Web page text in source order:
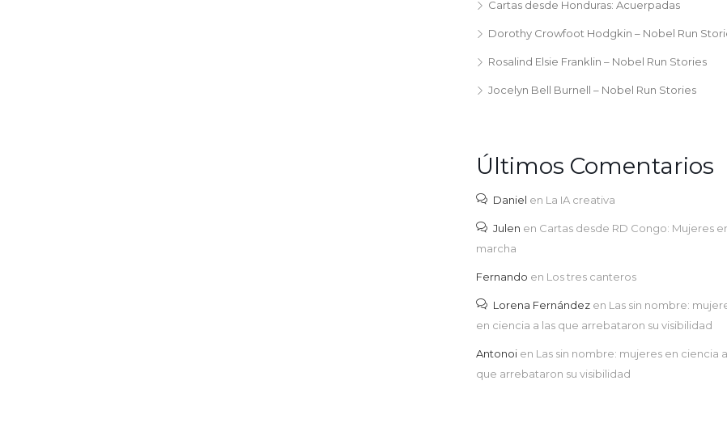
Cartas desde Honduras: Acuerpadas
Dorothy Crowfoot Hodgkin – Nobel Run
Rosalind Elsie Franklin – Nobel Run Stories
Jocelyn Bell Burnell – Nobel Run Stories
Últimos Comentarios
Daniel en La IA creativa
Julen en Cartas desde RD Congo: Mujeres
marcha
Fernando en Los tres canteros
Lorena Fernández en Las sin nombre:
en ciencia a las que arrebataron su visibilidad
Antonoi en Las sin nombre: mujeres en ciencia
que arrebataron su visibilidad